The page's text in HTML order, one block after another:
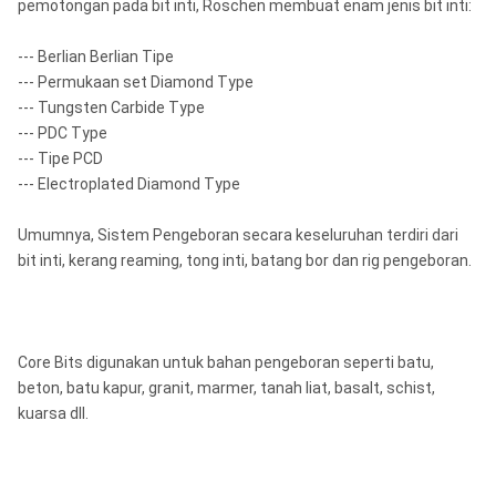
pemotongan pada bit inti, Roschen membuat enam jenis bit inti:
--- Berlian Berlian Tipe
--- Permukaan set Diamond Type
--- Tungsten Carbide Type
--- PDC Type
--- Tipe PCD
--- Electroplated Diamond Type
Umumnya, Sistem Pengeboran secara keseluruhan terdiri dari
bit inti, kerang reaming, tong inti, batang bor dan rig pengeboran.
Core Bits digunakan untuk bahan pengeboran seperti batu,
beton, batu kapur, granit, marmer, tanah liat, basalt, schist,
kuarsa dll.